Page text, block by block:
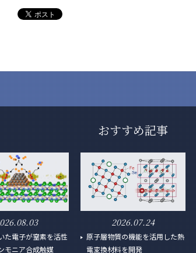
おすすめ記事
た電子が窒素を活性
モニア合成触媒
2026.07.24
原子層物質の機能を活用した熱
電変換材料を開発